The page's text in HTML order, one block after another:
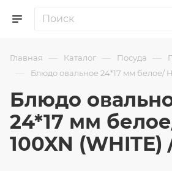
Главная — Каталог — Посуда —
— Блюдо овальное 24*17 мм белое/
Блюдо
24*17 мм
100XN (WHITE)